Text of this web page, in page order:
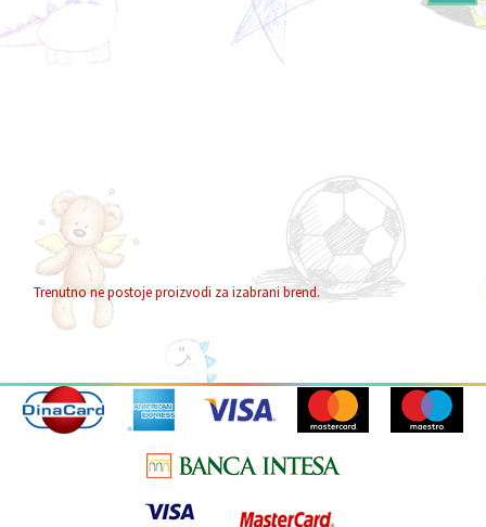
Trenutno ne postoje proizvodi za izabrani brend.